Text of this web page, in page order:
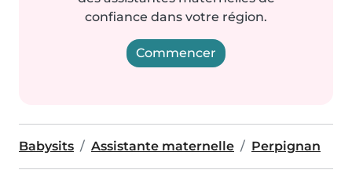
confiance dans votre région.
Commencer
Babysits Assistante maternelle Perpignan